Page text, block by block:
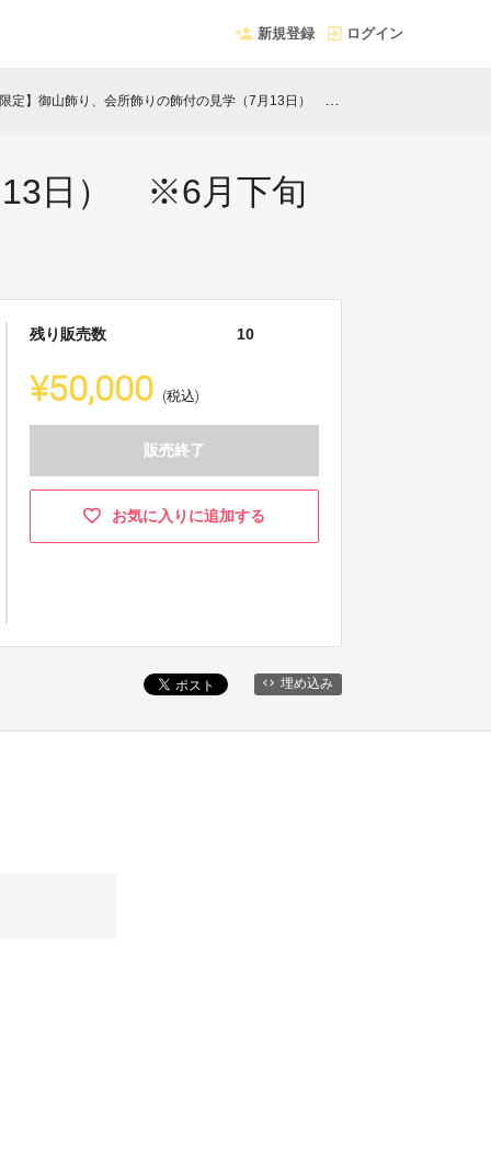
新規登録 ログイン
定】御山飾り、会所飾りの飾付の見学（7月13日） ※6月下旬まで
13日） ※6月下旬
残り販売数 10
¥50,000 (税込)
販売終了
お気に入りに追加する
埋め込み